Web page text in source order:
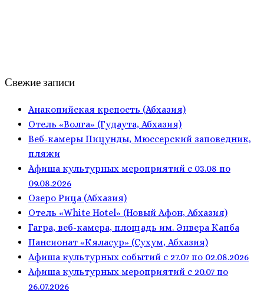
Свежие записи
Анакопийская крепость (Абхазия)
Отель «Волга» (Гудаута, Абхазия)
Веб-камеры Пицунды, Мюссерский заповедник,
пляжи
Афиша культурных мероприятий с 03.08 по
09.08.2026
Озеро Рица (Абхазия)
Отель «White Hotel» (Новый Афон, Абхазия)
Гагра, веб-камера, площадь им. Энвера Капба
Пансионат «Кяласур» (Сухум, Абхазия)
Афиша культурных событий с 27.07 по 02.08.2026
Афиша культурных мероприятий с 20.07 по
26.07.2026